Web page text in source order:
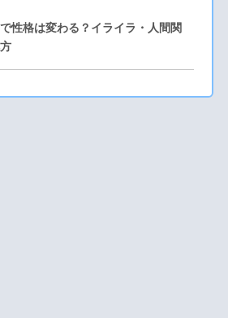
性格は変わる？イライラ・人間関